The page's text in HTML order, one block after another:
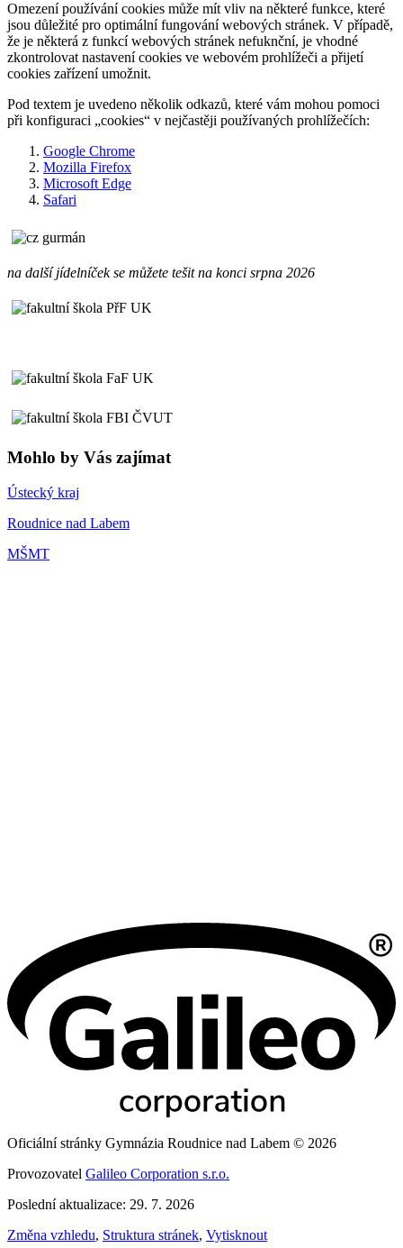
Omezení používání cookies může mít vliv na některé funkce, které
jsou důležité pro optimální fungování webových stránek. V případě,
že je některá z funkcí webových stránek nefuknční, je vhodné
zkontrolovat nastavení cookies ve webovém prohlížeči a přijetí
cookies zařízení umožnit.
Pod textem je uvedeno několik odkazů, které vám mohou pomoci
při konfiguraci „cookies“ v nejčastěji používaných prohlížečích:
Google Chrome
Mozilla Firefox
Microsoft Edge
Safari
na další jídelníček se můžete tešit na konci srpna 2026
Mohlo by Vás zajímat
Ústecký kraj
Roudnice nad Labem
MŠMT
Oficiální stránky Gymnázia Roudnice nad Labem © 2026
Provozovatel Galileo Corporation s.r.o.
Poslední aktualizace: 29. 7. 2026
Změna vzhledu, Struktura stránek, Vytisknout